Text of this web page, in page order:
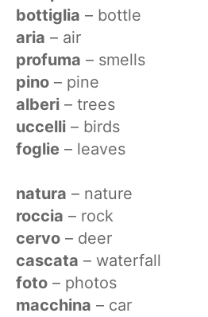
bottiglia – bottle
aria – air
profuma – smells
pino – pine
alberi – trees
uccelli – birds
foglie – leaves
natura – nature
roccia – rock
cervo – deer
cascata – waterfall
foto – photos
macchina – car